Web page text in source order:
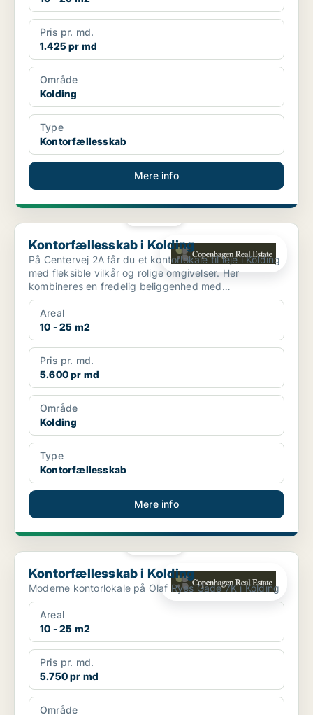
Pris pr. md.
1.425 pr md
Område
Kolding
Type
Kontorfællesskab
Mere info
Kontorfællesskab i Kolding
Kontorfællesskab i Kolding
På Centervej 2A får du et kontorlokale til leje i Kolding
med fleksible vilkår og rolige omgivelser. Her
kombineres en fredelig beliggenhed med
professionell...
Areal
10 - 25 m2
Pris pr. md.
5.600 pr md
Område
Kolding
Type
Kontorfællesskab
Mere info
Kontorfællesskab i Kolding
Kontorfællesskab i Kolding
Moderne kontorlokale på Olaf Ryes Gade 7K i Kolding
Areal
10 - 25 m2
Pris pr. md.
5.750 pr md
Område